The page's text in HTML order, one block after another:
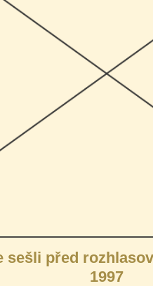
sešli před
1997